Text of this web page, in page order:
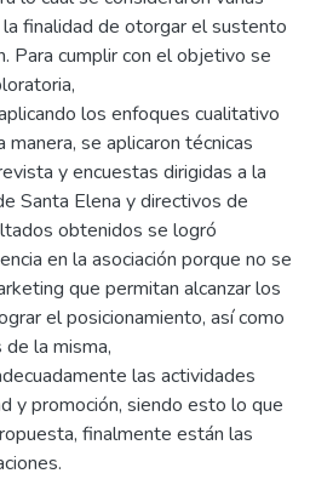
finalidad de otorgar el sustento
Para cumplir con el objetivo se
los enfoques cualitativo
se aplicaron técnicas
y encuestas dirigidas a la
Santa Elena y directivos de
obtenidos se logró
en la asociación porque no se
que permitan alcanzar los
el posicionamiento, así como
la misma,
las actividades
y promoción, siendo esto lo que
finalmente están las